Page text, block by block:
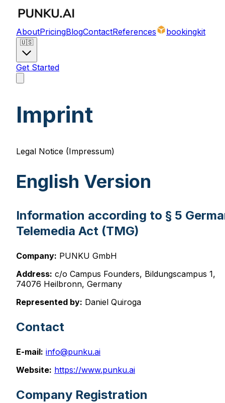
AboutPricingBlogContactReferences bookingkit
🇺🇸
Get Started
Imprint
Legal Notice (Impressum)
English Version
Information according to § 5
Telemedia Act (TMG)
Company: PUNKU GmbH
Address: c/o Campus Founders, Bildungscampus 1,
74076 Heilbronn, Germany
Represented by: Daniel Quiroga
Contact
E-mail: info@punku.ai
Website: https://www.punku.ai
Company Registration